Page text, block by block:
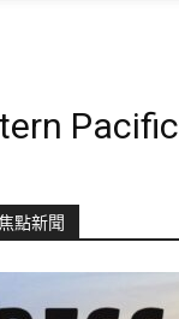
Pacific
點新聞